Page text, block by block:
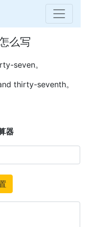
么写
seven。
thirty-seventh。
器